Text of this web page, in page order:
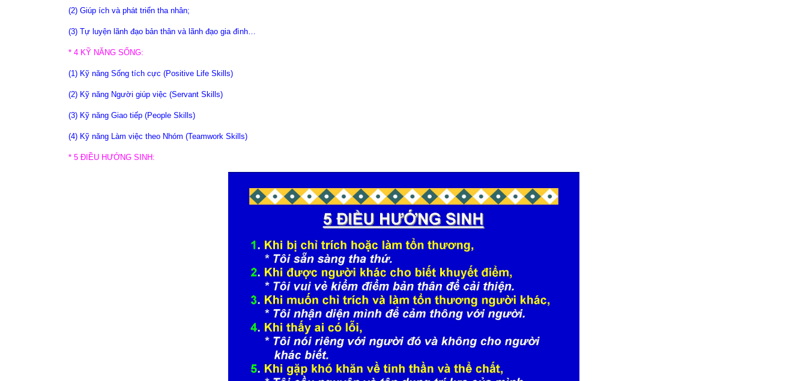
(2) Giúp ích và phát triển tha nhân;
(3) Tự luyện lãnh đạo bản thân và lãnh đạo gia đình…
* 4 KỸ NĂNG SỐNG:
(1) Kỹ năng Sống tích cực (Positive Life Skills)
(2) Kỹ năng Người giúp việc (Servant Skills)
(3) Kỹ năng Giao tiếp (People Skills)
(4) Kỹ năng Làm việc theo Nhóm (Teamwork Skills)
* 5 ĐIỀU HƯỚNG SINH: